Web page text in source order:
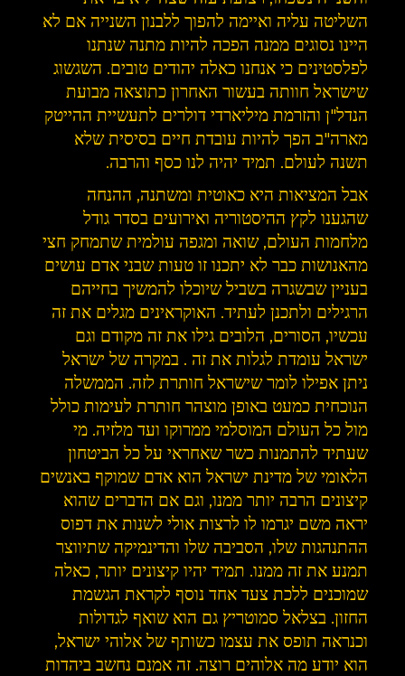
השליטה עליה ואיימה להפוך ללבנון השנייה אם לא
היינו נסוגים ממנה הפכה להיות מתנה שנתנו
לפלסטינים כי אנחנו כאלה יהודים טובים. השגשוג
שישראל חוותה בעשור האחרון כתוצאה מבועת
הנדל"ן והזרמת מיליארדי דולרים לתעשיית ההייטק
מארה"ב הפך להיות עובדת חיים בסיסית שלא
תשנה לעולם. תמיד יהיה לנו כסף והרבה.
אבל המציאות היא כאוטית ומשתנה, ההנחה
שהגענו לקץ ההיסטוריה ואירועים בסדר גודל
מלחמות העולם, שואה ומגפה עולמית שתמחק חצי
מהאנושות כבר לא יתכנו זו טעות שבני אדם עושים
בעניין שבשגרה בשביל שיוכלו להמשיך בחייהם
הרגילים ולתכנן לעתיד. האוקראינים מגלים את זה
עכשיו, הסורים, הלובים גילו את זה מקודם וגם
ישראל עומדת לגלות את זה . במקרה של ישראל
ניתן אפילו לומר שישראל חותרת לזה. הממשלה
הנוכחית כמעט באופן מוצהר חותרת לעימות כולל
מול כל העולם המוסלמי ממרוקו ועד מלזיה. מי
שעתיד להתמנות כשר שאחראי על כל הביטחון
הלאומי של מדינת ישראל הוא אדם שמוקף באנשים
קיצונים הרבה יותר ממנו, וגם אם הדברים שהוא
יראה משם יגרמו לו לרצות אולי לשנות את דפוס
ההתנהגות שלו, הסביבה שלו והדינמיקה שתיווצר
תמנע את זה ממנו. תמיד יהיו קיצונים יותר, כאלה
שמוכנים ללכת צעד אחד נוסף לקראת הגשמת
החזון. בצלאל סמוטריץ גם הוא שואף לגדולות
וכנראה תופס את עצמו כשותף של אלוהי ישראל,
הוא יודע מה אלוהים רוצה. זה אמנם נחשב ביהדות